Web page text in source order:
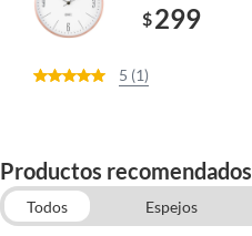
$299
5 (1)
Productos recomendados
Todos Espejos